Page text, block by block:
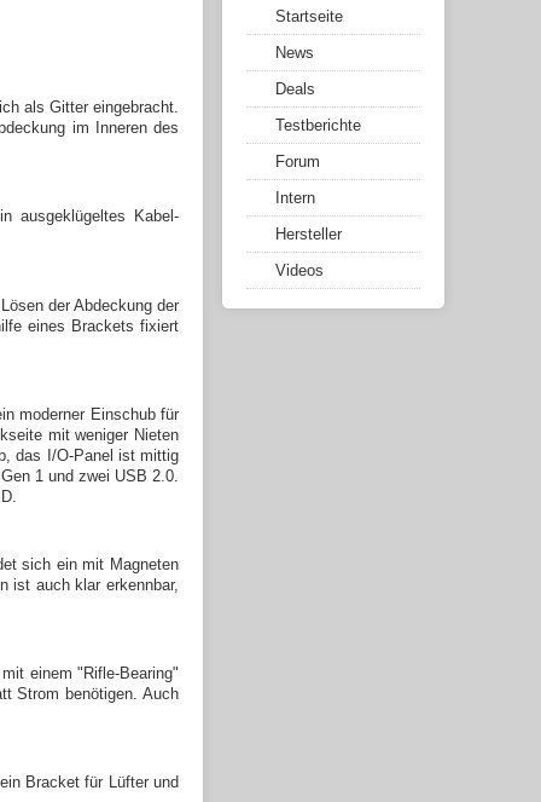
als Gitter eingebracht.
im Inneren des
ausgeklügeltes Kabel-
der Abdeckung der
eines Brackets fixiert
moderner Einschub für
mit weniger Nieten
das I/O-Panel ist mittig
1 und zwei USB 2.0.
sich ein mit Magneten
ist auch klar erkennbar,
einem "Rifle-Bearing"
Strom benötigen. Auch
Bracket für Lüfter und
Startseite
News
Deals
Testberichte
Forum
Intern
Hersteller
Videos